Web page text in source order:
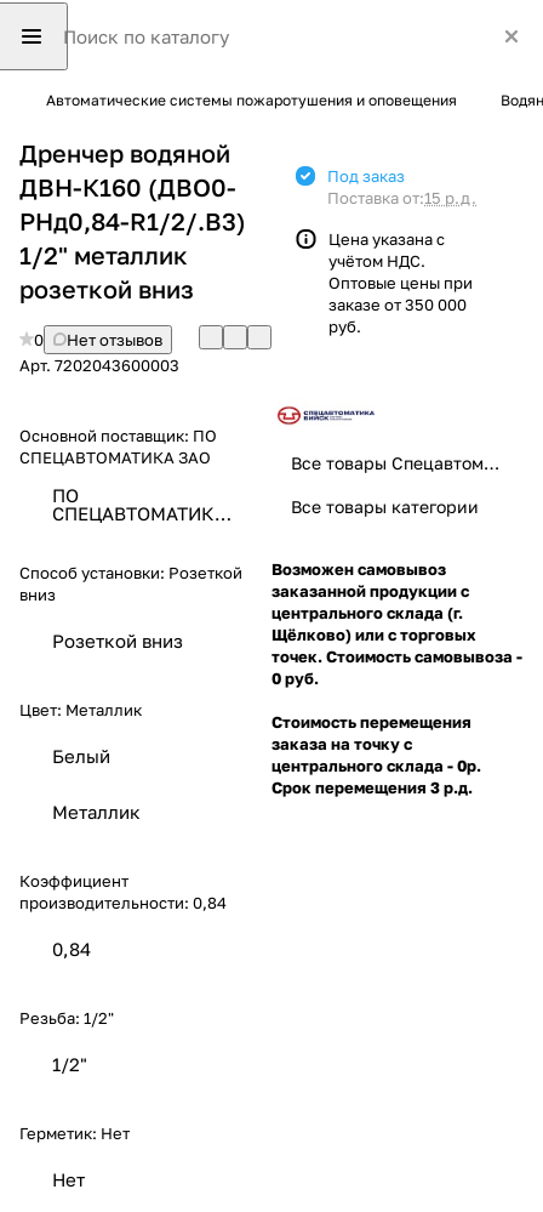
Автоматические системы пожаротушения и оповещения
Дренчер водяной
ДВН-К160 (ДВО0-
РНд0,84-R1/2/.В3)
1/2" металлик
розеткой вниз
0
Нет отзывов
Арт. 7202043600003
Основной поставщик: ПО
СПЕЦАВТОМАТИКА ЗАО
ПО
СПЕЦАВТОМАТИКА
Способ установки: Розеткой
вниз
Розеткой вниз
Цвет: Металлик
Белый
Металлик
Коэффициент
производительности: 0,84
0,84
Резьба: 1/2"
1/2"
Герметик: Нет
Нет
Под заказ
Поставка от:15 р.д.
Цена указана с
учётом НДС.
Оптовые цены при
заказе от 350 000
руб.
Все товары Спецавтоматика
Все товары категории
Возможен самовывоз
заказанной продукции с
центрального склада (г.
Щёлково) или с торговых
точек. Стоимость самовывоза -
0 руб.
Стоимость перемещения
заказа на точку с
центрального склада - 0р.
Срок перемещения 3 р.д.